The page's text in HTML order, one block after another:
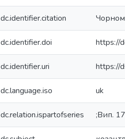
dc.identifier.citation
dc.identifier.doi https://
dc.identifier.uri https://
dc.language.iso uk
dc.relation.ispartofseries ;Вип.